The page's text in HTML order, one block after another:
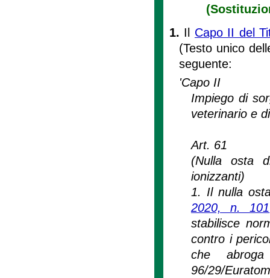
1. Il Capo II del
(Testo unico
seguente:
'Capo II
Impiego di
veterinario e
Art. 61
(Nulla osta
ionizzanti)
1. Il nulla
2020, n. 101
stabilisce
contro i
che abroga
96/29/